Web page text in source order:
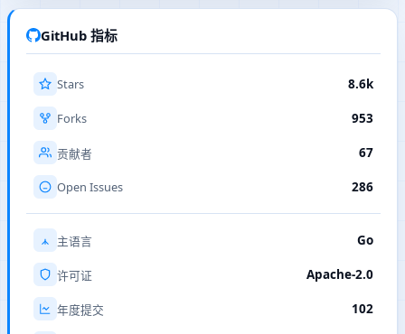
GitHub 指标
Stars 8.6k
Forks 953
贡献者 67
Open Issues 286
主语言 Go
许可证 Apache-2.0
年度提交 102